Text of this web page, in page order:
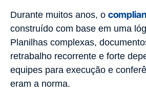
Durante muitos anos, o
construído com base em uma
Planilhas complexas,
retrabalho recorrente e forte
equipes para execução e
eram a norma.